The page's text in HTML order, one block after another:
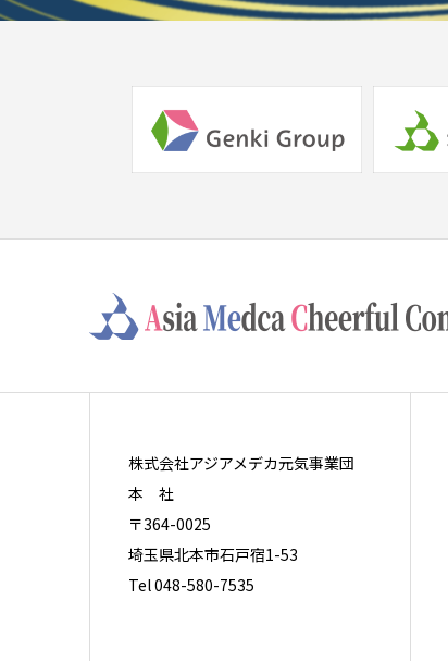
株式会社アジアメデカ元気事業団
本 社
〒364-0025
埼玉県北本市石戸宿1-53
Tel 048-580-7535